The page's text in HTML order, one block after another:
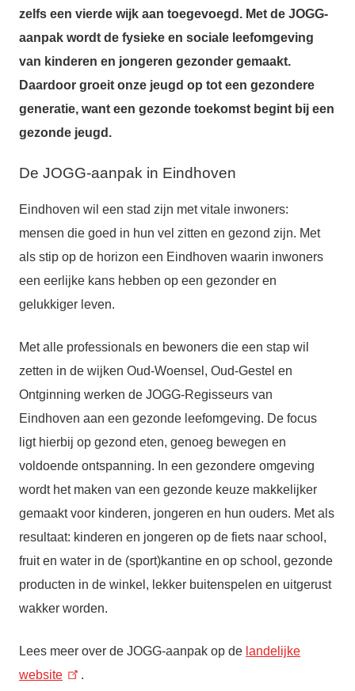
zelfs een vierde wijk aan toegevoegd. Met de JOGG-
aanpak wordt de fysieke en sociale leefomgeving
van kinderen en jongeren gezonder gemaakt.
Daardoor groeit onze jeugd op tot een gezondere
generatie, want een gezonde toekomst begint bij een
gezonde jeugd.
De JOGG-aanpak in Eindhoven
Eindhoven wil een stad zijn met vitale inwoners:
mensen die goed in hun vel zitten en gezond zijn. Met
als stip op de horizon een Eindhoven waarin inwoners
een eerlijke kans hebben op een gezonder en
gelukkiger leven.
Met alle professionals en bewoners die een stap wil
zetten in de wijken Oud-Woensel, Oud-Gestel en
Ontginning werken de JOGG-Regisseurs van
Eindhoven aan een gezonde leefomgeving. De focus
ligt hierbij op gezond eten, genoeg bewegen en
voldoende ontspanning. In een gezondere omgeving
wordt het maken van een gezonde keuze makkelijker
gemaakt voor kinderen, jongeren en hun ouders. Met als
resultaat: kinderen en jongeren op de fiets naar school,
fruit en water in de (sport)kantine en op school, gezonde
producten in de winkel, lekker buitenspelen en uitgerust
wakker worden.
Lees meer over de JOGG-aanpak op de landelijke
website
.